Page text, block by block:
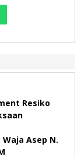
Resiko
Asep N.